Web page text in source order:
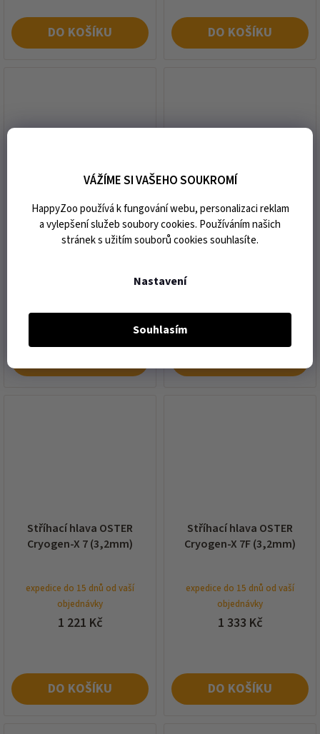
VÁŽÍME SI VAŠEHO SOUKROMÍ
HappyZoo používá k fungování webu, personalizaci reklam
a vylepšení služeb soubory cookies. Používáním našich
stránek s užitím souborů cookies souhlasíte.
Nastavení
Souhlasím
DO KOŠÍKU DO KOŠÍKU
Stříhací hlava OSTER
Cryogen-X 50 (0,2mm)
Cryogen-X 5F (6,3mm)
Stříhací hlava OSTER
Cryogen-X 7 (3,2mm)
expedice do 15 dnů od vaší
objednávky
1 221 Kč
DO KOŠÍKU
Stříhací hlava OSTER
Cryogen-X 7F (3,2mm)
expedice do 15 dnů od vaší
objednávky
1 333 Kč
DO KOŠÍKU